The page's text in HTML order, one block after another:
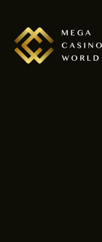
content